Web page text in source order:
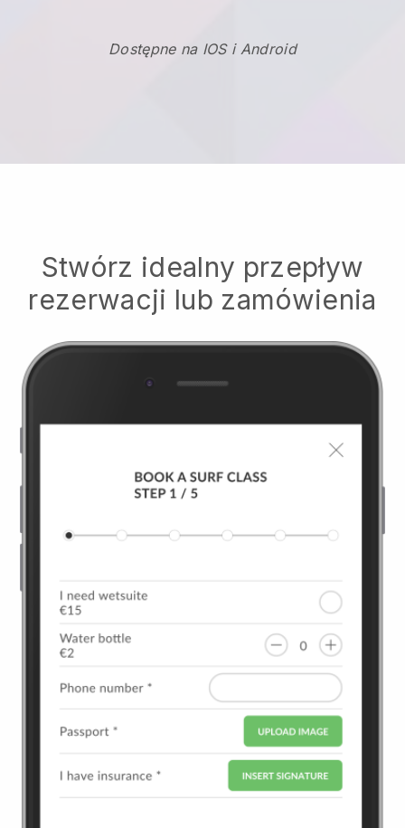
Dostępne na IOS i Android
Stwórz idealny przepływ
rezerwacji lub zamówienia